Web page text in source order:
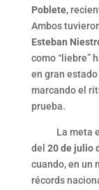
Poblete,
Ambos
Esteban
como “liebre”
en gran
marcando el
prueba.
La meta era
del 20 de julio
cuando, en un
récords